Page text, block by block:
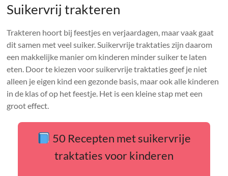
Suikervrij trakteren
Trakteren hoort bij feestjes en verjaardagen, maar vaak gaat
dit samen met veel suiker. Suikervrije traktaties zijn daarom
een makkelijke manier om kinderen minder suiker te laten
eten. Door te kiezen voor suikervrije traktaties geef je niet
alleen je eigen kind een gezonde basis, maar ook alle kinderen
in de klas of op het feestje. Het is een kleine stap met een
groot effect.
50 Recepten met suikervrije
traktaties voor kinderen